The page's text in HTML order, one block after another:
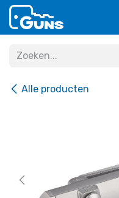
Overslaan naar inhoud
Alle producten